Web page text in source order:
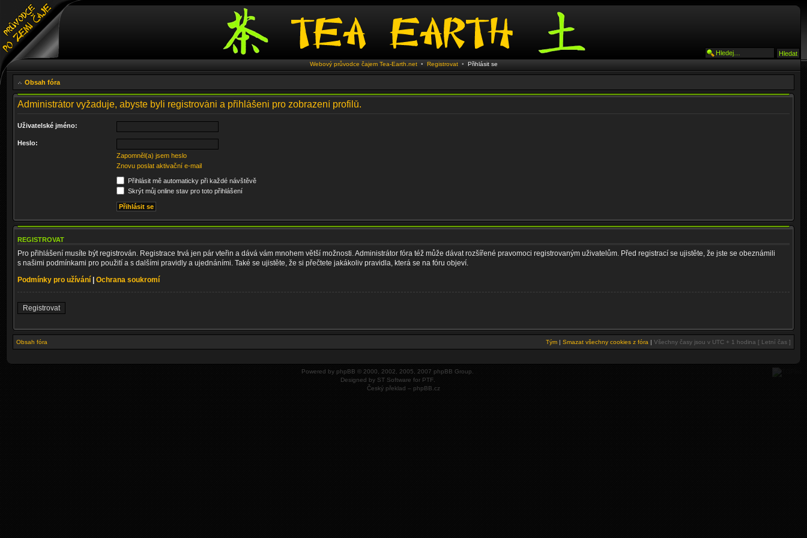
Webový průvodce čajem Tea-Earth.net• Registrovat • Přihlásit se
Obsah fóra
Administrátor vyžaduje, abyste byli registrováni a přihlášeni pro zobrazení profilů.
Uživatelské jméno:
Heslo:
Zapomněl(a) jsem heslo
Znovu poslat aktivační e-mail
Přihlásit mě automaticky při každé návštěvě
Skrýt můj online stav pro toto přihlášení
REGISTROVAT
Pro přihlášení musíte být registrován. Registrace trvá jen pár vteřin a dává vám mnohem větší možnosti. Administrátor fóra též může dávat rozšířené pravomoci registrovaným uživatelům. Před registrací se ujistěte, že jste se obeznámili
s našimi podmínkami pro použití a s dalšími pravidly a ujednáními. Také se ujistěte, že si přečtete jakákoliv pravidla, která se na fóru objeví.
Podmínky pro užívání | Ochrana soukromí
Registrovat
Obsah fóra Tým | Smazat všechny cookies z fóra | Všechny časy jsou v UTC + 1 hodina [ Letní čas ]
Powered by phpBB © 2000, 2002, 2005, 2007 phpBB Group.
Designed by ST Software for PTF.
Český překlad – phpBB.cz